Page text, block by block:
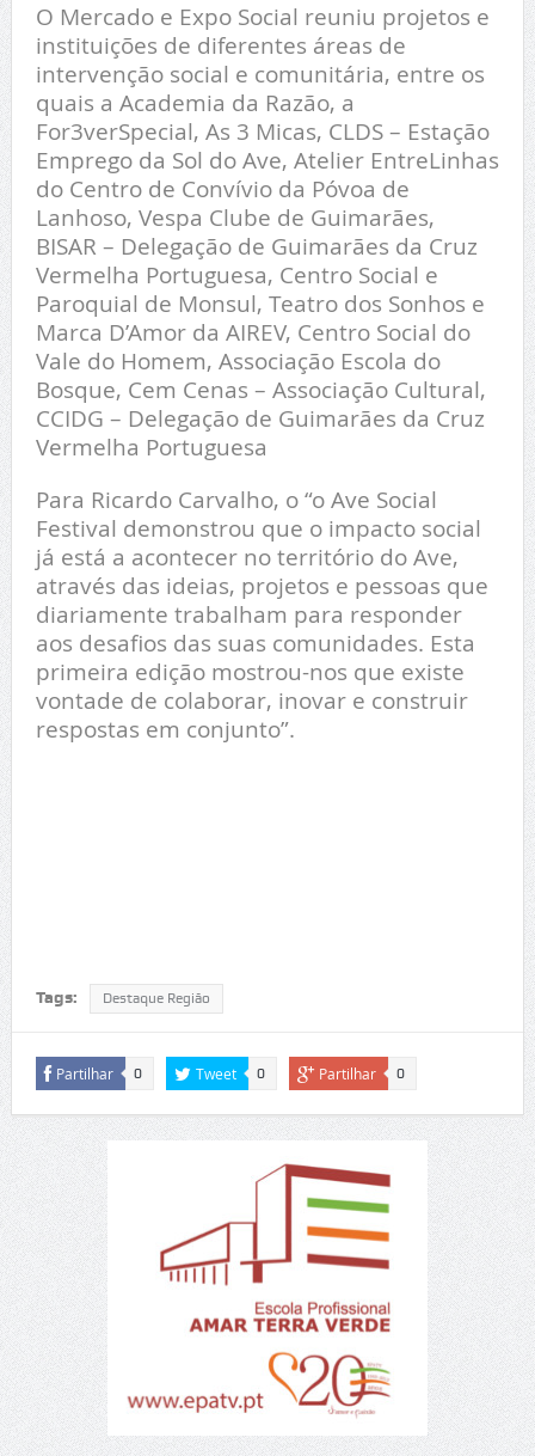
O Mercado e Expo Social reuniu projetos e
instituições de diferentes áreas de
intervenção social e comunitária, entre os
quais a Academia da Razão, a
For3verSpecial, As 3 Micas, CLDS – Estação
Emprego da Sol do Ave, Atelier EntreLinhas
do Centro de Convívio da Póvoa de
Lanhoso, Vespa Clube de Guimarães,
BISAR – Delegação de Guimarães da Cruz
Vermelha Portuguesa, Centro Social e
Paroquial de Monsul, Teatro dos Sonhos e
Marca D’Amor da AIREV, Centro Social do
Vale do Homem, Associação Escola do
Bosque, Cem Cenas – Associação Cultural,
CCIDG – Delegação de Guimarães da Cruz
Vermelha Portuguesa
Para Ricardo Carvalho, o “o Ave Social
Festival demonstrou que o impacto social
já está a acontecer no território do Ave,
através das ideias, projetos e pessoas que
diariamente trabalham para responder
aos desafios das suas comunidades. Esta
primeira edição mostrou-nos que existe
vontade de colaborar, inovar e construir
respostas em conjunto”.
Tags: Destaque Região
Partilhar 0 Tweet 0 Partilhar 0